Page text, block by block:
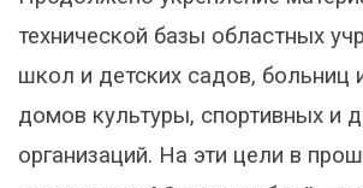
технической базы областных
школ и детских садов, больниц
домов культуры, спортивных и
организаций. На эти цели в